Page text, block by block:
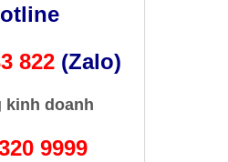
822 (Zalo)
kinh doanh
9999